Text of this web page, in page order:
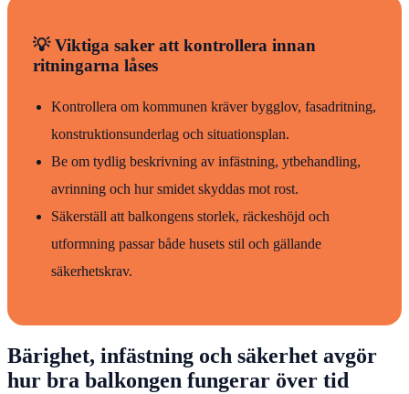
💡 Viktiga saker att kontrollera innan
ritningarna låses
Kontrollera om kommunen kräver bygglov, fasadritning,
konstruktionsunderlag och situationsplan.
Be om tydlig beskrivning av infästning, ytbehandling,
avrinning och hur smidet skyddas mot rost.
Säkerställ att balkongens storlek, räckeshöjd och
utformning passar både husets stil och gällande
säkerhetskrav.
Bärighet, infästning och säkerhet avgör
hur bra balkongen fungerar över tid